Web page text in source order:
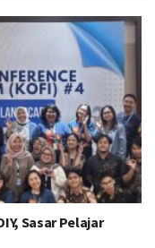
Sasar Pelajar